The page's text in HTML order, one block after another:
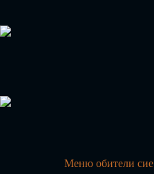
Меню обители сие